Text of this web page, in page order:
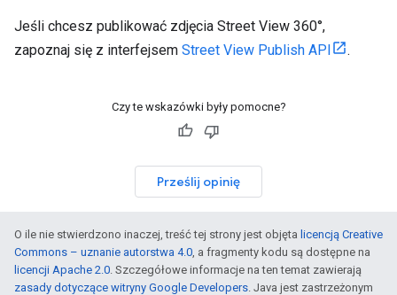
Jeśli chcesz publikować zdjęcia Street View 360°,
zapoznaj się z interfejsem Street View Publish API .
Czy te wskazówki były pomocne?
Prześlij opinię
O ile nie stwierdzono inaczej, treść tej strony jest objęta licencją Creative
Commons – uznanie autorstwa 4.0, a fragmenty kodu są dostępne na
licencji Apache 2.0. Szczegółowe informacje na ten temat zawierają
zasady dotyczące witryny Google Developers. Java jest zastrzeżonym